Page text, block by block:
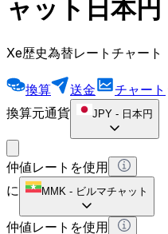
ャット日本円
Xe歴史為替レートチャート
換算 送金 チャート
換算元通貨
JPY - 日本円
仲値レートを使用
に
MMK - ビルマチャット
仲値レートを使用